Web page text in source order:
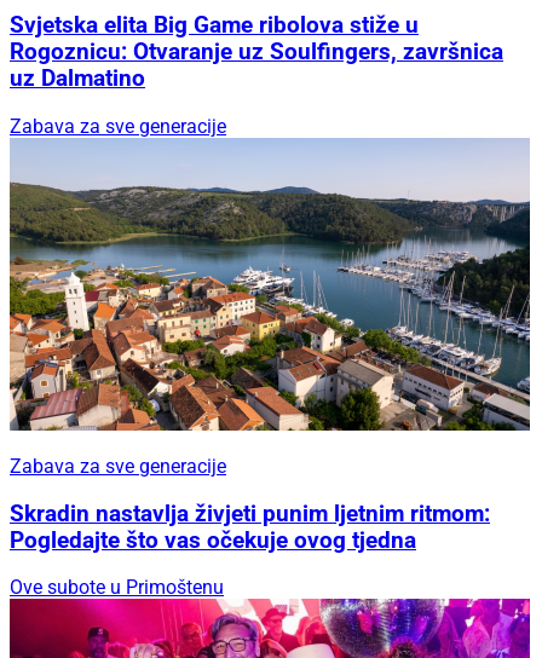
Svjetska elita Big Game ribolova stiže u
Rogoznicu: Otvaranje uz Soulfingers, završnica
uz Dalmatino
Zabava za sve generacije
Zabava za sve generacije
Skradin nastavlja živjeti punim ljetnim ritmom:
Pogledajte što vas očekuje ovog tjedna
Ove subote u Primoštenu